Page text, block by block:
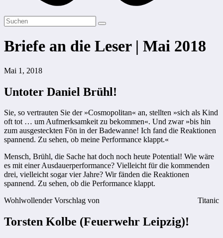
Briefe an die Leser | Mai 2018
Mai 1, 2018
Untoter Daniel Brühl!
Sie, so vertrauten Sie der »Cosmopolitan« an, stellten »sich als Kind
oft tot … um Aufmerksamkeit zu bekommen«. Und zwar »bis hin
zum ausgesteckten Fön in der Badewanne! Ich fand die Reaktionen
spannend. Zu sehen, ob meine Performance klappt.«
Mensch, Brühl, die Sache hat doch noch heute Potential! Wie wäre
es mit einer Ausdauerperformance? Vielleicht für die kommenden
drei, vielleicht sogar vier Jahre? Wir fänden die Reaktionen
spannend. Zu sehen, ob die Performance klappt.
Wohlwollender Vorschlag von
Titanic
Torsten Kolbe (Feuerwehr Leipzig)!